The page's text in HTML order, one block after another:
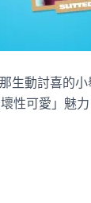
生動討喜的
性可愛」魅力